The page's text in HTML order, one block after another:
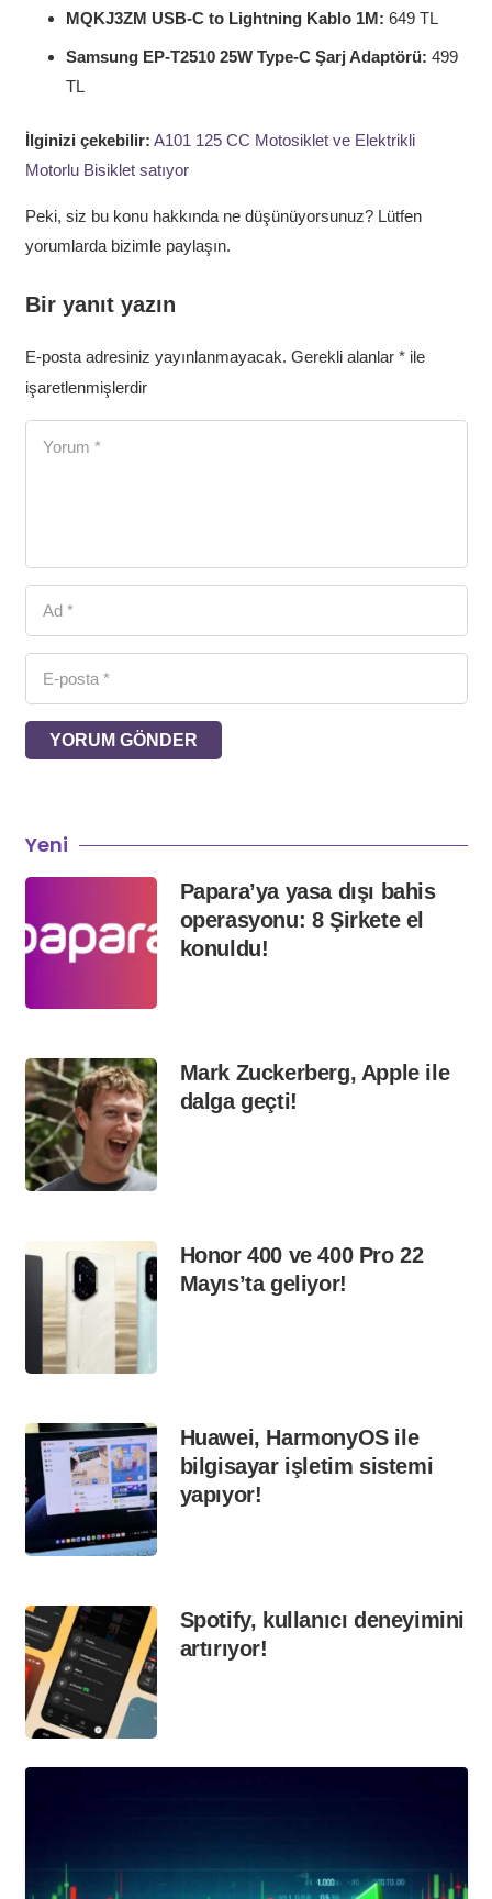
MQKJ3ZM USB-C to Lightning Kablo 1M: 649 TL
Samsung EP-T2510 25W Type-C Şarj Adaptörü: 499
TL
İlginizi çekebilir: A101 125 CC Motosiklet ve Elektrikli
Motorlu Bisiklet satıyor
Peki, siz bu konu hakkında ne düşünüyorsunuz? Lütfen
yorumlarda bizimle paylaşın.
Bir yanıt yazın
E-posta adresiniz yayınlanmayacak. Gerekli alanlar *ile
işaretlenmişlerdir
YORUM GÖNDER
Yeni
Papara’ya yasa dışı bahis
operasyonu: 8 Şirkete el
konuldu!
Mark Zuckerberg, Apple ile
dalga geçti!
Honor 400 ve 400 Pro 22
Mayıs’ta geliyor!
Huawei, HarmonyOS ile
bilgisayar işletim sistemi
yapıyor!
Spotify, kullanıcı deneyimini
artırıyor!